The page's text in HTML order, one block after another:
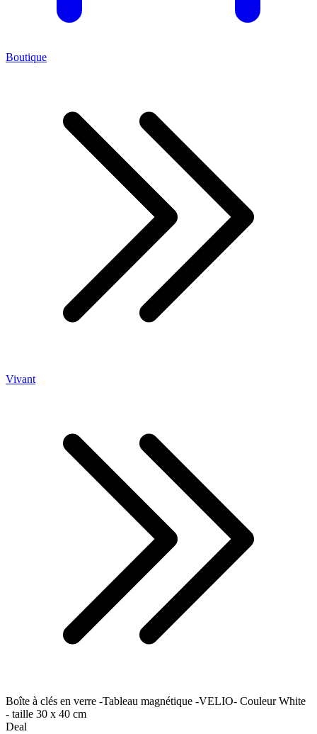
Boutique
Vivant
Boîte à clés en verre -Tableau magnétique -VELIO- Couleur White
- taille 30 x 40 cm
Deal